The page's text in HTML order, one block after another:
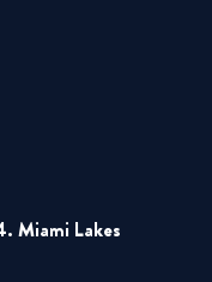
Miami Lakes